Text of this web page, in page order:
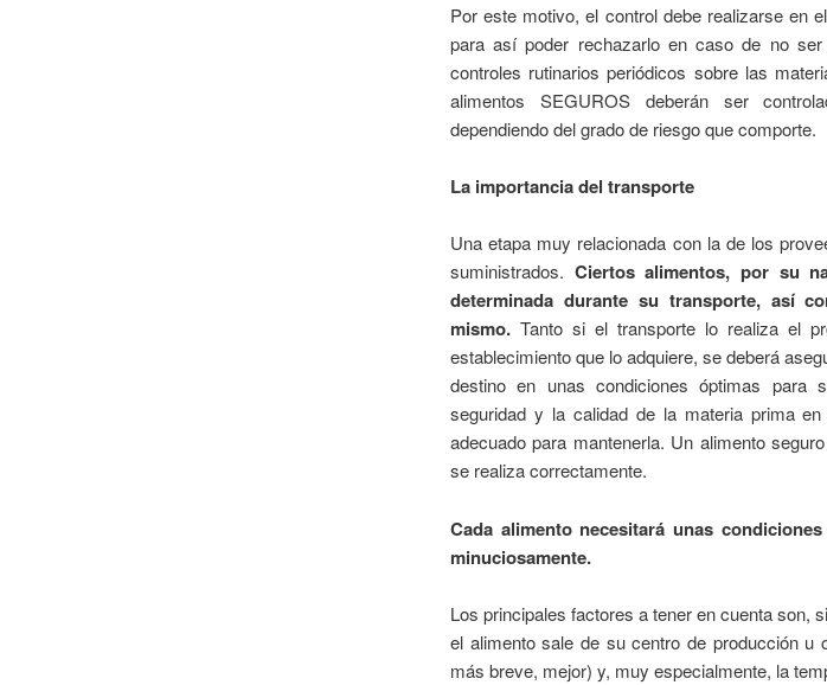
Por este motivo, el control debe realizarse en
para así poder rechazarlo en caso de no
controles rutinarios periódicos sobre las
alimentos SEGUROS deberán ser
dependiendo del grado de riesgo que comporte.
La importancia del transporte
Una etapa muy relacionada con la de los
suministrados. Ciertos alimentos, por su
determinada durante su transporte, así
mismo.Tanto si el transporte lo realiza el
establecimiento que lo adquiere, se deberá
destino en unas condiciones óptimas para
seguridad y la calidad de la materia prima
adecuado para mantenerla. Un alimento
se realiza correctamente.
Cada alimento necesitará unas
minuciosamente.
Los principales factores a tener en cuenta son,
el alimento sale de su centro de producción u
más breve, mejor) y, muy especialmente, la